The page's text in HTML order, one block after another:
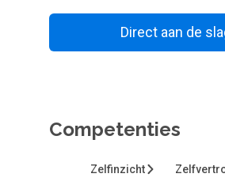
Direct aan de
Bewaar voor
Competenties
Zelfinzicht